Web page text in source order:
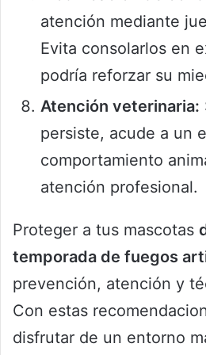
atención mediante
Evita consolarlos en
podría reforzar su
Atención veterinaria:
persiste, acude a un
comportamiento
atención profesional.
Proteger a tus mascotas
temporada de fuegos
prevención, atención y
Con estas
disfrutar de un entorno